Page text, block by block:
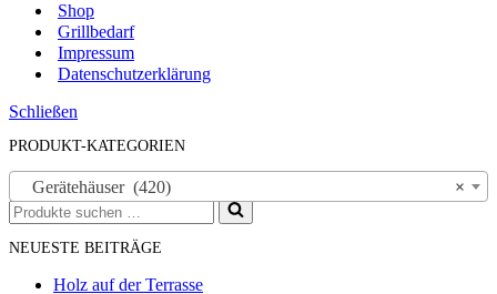
Shop
Grillbedarf
Impressum
Datenschutzerklärung
Schließen
PRODUKT-KATEGORIEN
×
Gerätehäuser (420)
Suchen
nach …
NEUESTE BEITRÄGE
Holz auf der Terrasse